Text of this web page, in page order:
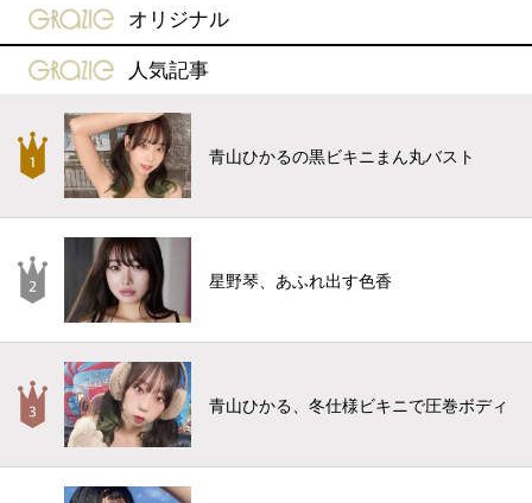
gravure-grazie
オリジナル
gravure-grazie
人気記事
青山ひかるの黒ビキニまん丸バスト
星野琴、あふれ出す色香
青山ひかる、冬仕様ビキニで圧巻ボディ